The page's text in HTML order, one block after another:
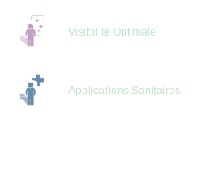
Visibilité Optimale
Applications Sanitaires